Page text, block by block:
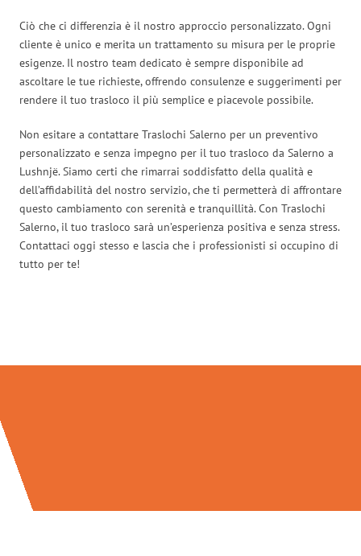
Ciò che ci differenzia è il nostro approccio personalizzato. Ogni
cliente è unico e merita un trattamento su misura per le proprie
esigenze. Il nostro team dedicato è sempre disponibile ad
ascoltare le tue richieste, offrendo consulenze e suggerimenti per
rendere il tuo trasloco il più semplice e piacevole possibile.
Non esitare a contattare Traslochi Salerno per un preventivo
personalizzato e senza impegno per il tuo trasloco da Salerno a
Lushnjë. Siamo certi che rimarrai soddisfatto della qualità e
dell’affidabilità del nostro servizio, che ti permetterà di affrontare
questo cambiamento con serenità e tranquillità. Con Traslochi
Salerno, il tuo trasloco sarà un’esperienza positiva e senza stress.
Contattaci oggi stesso e lascia che i professionisti si occupino di
tutto per te!